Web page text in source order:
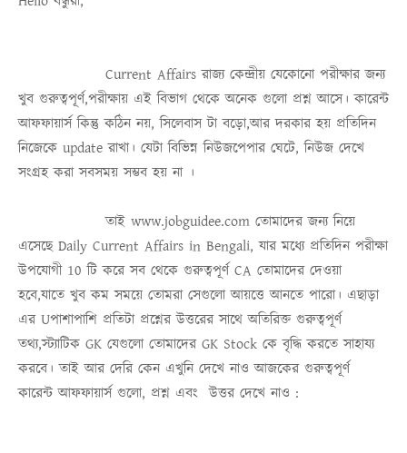
Current Affairs রাজ্য কেন্দ্রীয় যেকোনো পরীক্ষার জন্য
খুব গুরুত্বপূর্ণ,পরীক্ষায় এই বিভাগ থেকে অনেক গুলো প্রশ্ন আসে। কারেন্ট
আফফায়ার্স কিন্তু কঠিন নয়, সিলেবাস টা বড়ো,আর দরকার হয় প্রতিদিন
নিজেকে update রাখা। যেটা বিভিন্ন নিউজপেপার ঘেটে, নিউজ দেখে
সংগ্রহ করা সবসময় সম্ভব হয় না ।
তাই www.jobguidee.com তোমাদের জন্য নিয়ে
এসেছে Daily Current Affairs in Bengali, যার মধ্যে প্রতিদিন পরীক্ষা
উপযোগী 10 টি করে সব থেকে গুরুত্বপূর্ণ CA তোমাদের দেওয়া
হবে,যাতে খুব কম সময়ে তোমরা সেগুলো আয়ত্তে আনতে পারো। এছাড়া
এর Uপাশাপাশি প্রতিটা প্রশ্নের উত্তরের সাথে অতিরিক্ত গুরুত্বপূর্ণ
তথ্য,স্ট্যাটিক GK যেগুলো তোমাদের GK Stock কে বৃদ্ধি করতেসাহায্য
করবে। তাই আর দেরি কেন এখুনি দেখে নাও আজকের গুরুত্বপূর্ণ
কারেন্ট আফফায়ার্স গুলো, প্রশ্ন এবং উত্তর দেখে নাও :